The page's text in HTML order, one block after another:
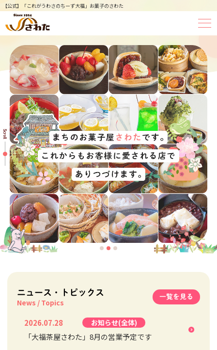
【公式】「これがうわさのちーず大福」お菓子のさわた
ニュース・トピックス 一覧を見る
2026.07.28 お知らせ(全体)
「大福茶屋さわた」8月の営業予定です